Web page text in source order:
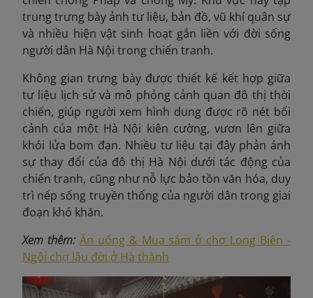
trung trưng bày ảnh tư liệu, bản đồ, vũ khí quân sự
và nhiều hiện vật sinh hoạt gắn liền với đời sống
người dân Hà Nội trong chiến tranh.
Không gian trưng bày được thiết kế kết hợp giữa
tư liệu lịch sử và mô phỏng cảnh quan đô thị thời
chiến, giúp người xem hình dung được rõ nét bối
cảnh của một Hà Nội kiên cường, vươn lên giữa
khói lửa bom đạn. Nhiều tư liệu tại đây phản ánh
sự thay đổi của đô thị Hà Nội dưới tác động của
chiến tranh, cũng như nỗ lực bảo tồn văn hóa, duy
trì nếp sống truyền thống của người dân trong giai
đoạn khó khăn.
Xem thêm: Ăn uống & Mua sắm ở chợ Long Biên -
Ngôi chợ lâu đời ở Hà thành